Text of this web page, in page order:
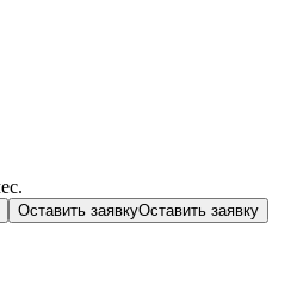
Оставить заявкуОставить заявку